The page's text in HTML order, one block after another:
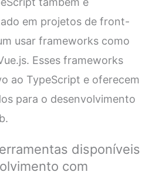
em projetos de front-
usar frameworks como
Esses frameworks
ao TypeScript e oferecem
para o desenvolvimento
disponíveis
com